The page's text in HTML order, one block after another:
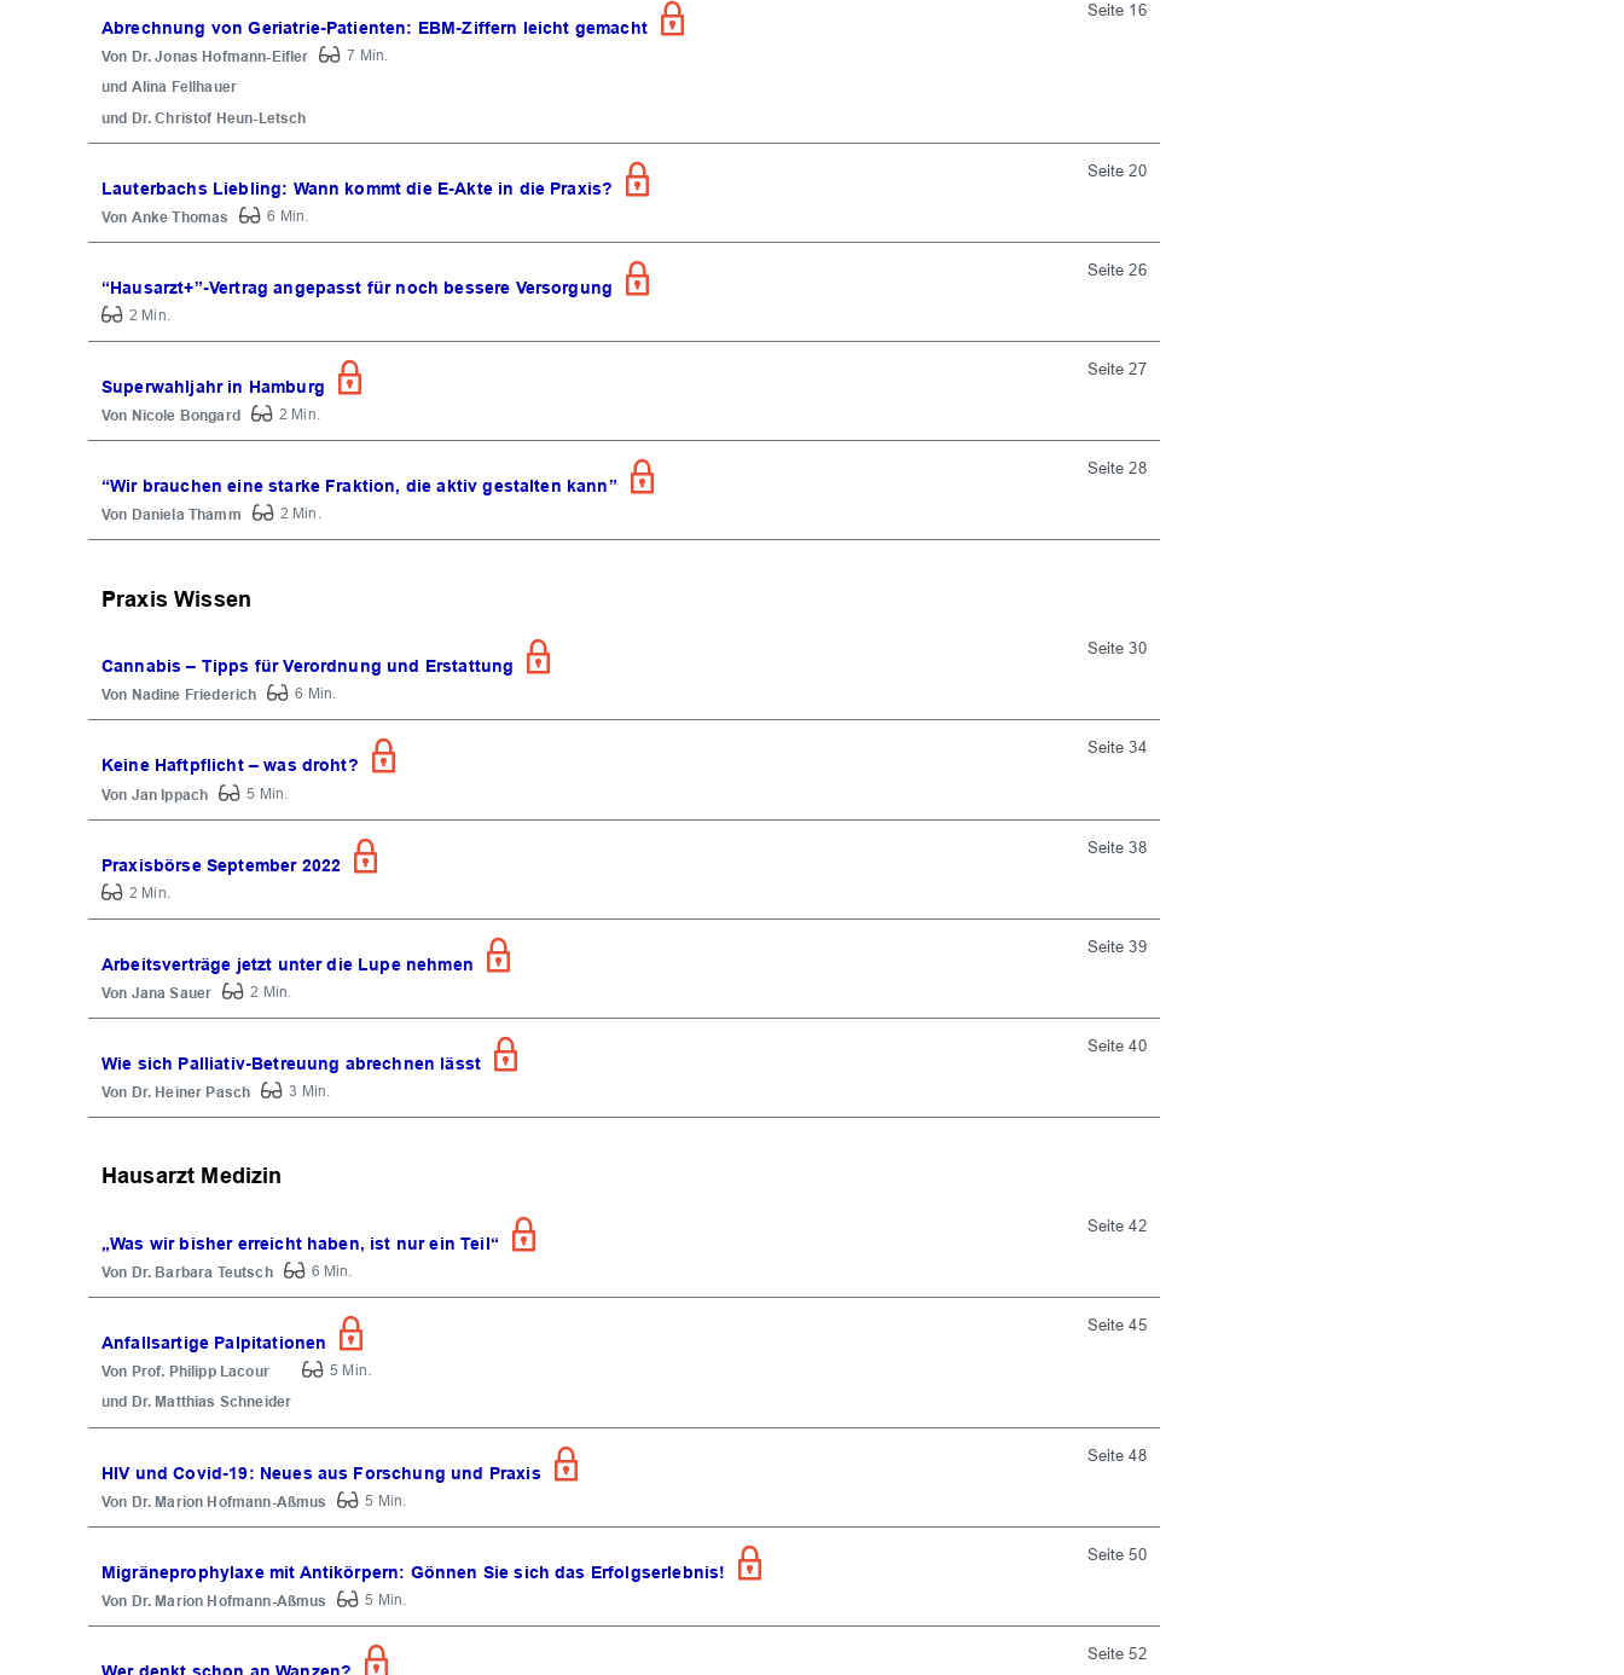
Abrechnung von Geriatrie-Patienten: EBM-Ziffern leicht gemacht
Seite 16
Dr. Jonas Hofmann-Eifler
Alina Fellhauer
Dr. Christof Heun-Letsch
7 Min.
Lauterbachs Liebling: Wann kommt die E-Akte in die Praxis?
Seite 20
Anke Thomas 6 Min.
“Hausarzt+”-Vertrag angepasst für noch bessere Versorgung
Seite 26
2 Min.
Superwahljahr in Hamburg
Seite 27
Nicole Bongard 2 Min.
“Wir brauchen eine starke Fraktion, die aktiv gestalten kann”
Seite 28
Daniela Thamm 2 Min.
Praxis Wissen
Cannabis – Tipps für Verordnung und Erstattung
Seite 30
Nadine Friederich 6 Min.
Keine Haftpflicht – was droht?
Seite 34
Jan Ippach 5 Min.
Praxisbörse September 2022
Seite 38
2 Min.
Arbeitsverträge jetzt unter die Lupe nehmen
Seite 39
Jana Sauer 2 Min.
Wie sich Palliativ-Betreuung abrechnen lässt
Seite 40
Dr. Heiner Pasch 3 Min.
Hausarzt Medizin
„Was wir bisher erreicht haben, ist nur ein Teil“
Seite 42
Dr. Barbara Teutsch 6 Min.
Anfallsartige Palpitationen
Seite 45
Prof. Philipp Lacour
Dr. Matthias Schneider
5 Min.
HIV und Covid-19: Neues aus Forschung und Praxis
Seite 48
Dr. Marion Hofmann-Aßmus 5 Min.
Migräneprophylaxe mit Antikörpern: Gönnen Sie sich das Erfolgserlebnis!
Seite 50
Dr. Marion Hofmann-Aßmus 5 Min.
Seite 52